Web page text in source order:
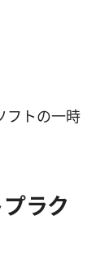
フトの一時
ラク